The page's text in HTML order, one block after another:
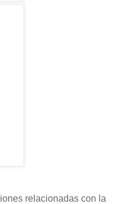
relacionadas con la